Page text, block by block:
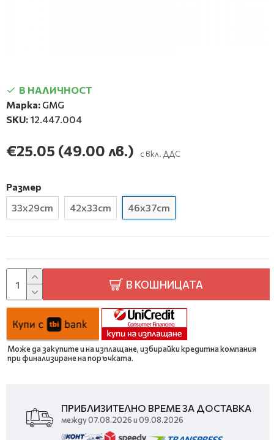
В НАЛИЧНОСТ
Марка: GMG
SKU: 12.447.004
€25.05 (49.00 лв.) с вкл. ДДС
Размер
33x29cm
42x33cm 46x37cm
В КОШНИЦАТА
Може да закупите и на изплащане, избирайки кредитна компания
при финализиране на поръчката.
ПРИБЛИЗИТЕЛНО ВРЕМЕ ЗА ДОСТАВКА
между 07.08.2026 и 09.08.2026